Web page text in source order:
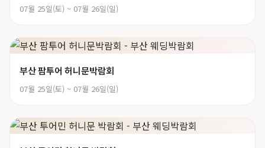
07월 25일(토) ~ 07월 26일(일)
부산 팜투어 허니문박람회
07월 25일(토) ~ 07월 26일(일)